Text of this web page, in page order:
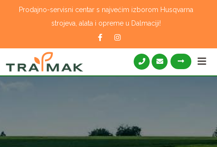
Prodajno-servisni centar s najvećim izborom Husqvarna
strojeva, alata i opreme u Dalmaciji!